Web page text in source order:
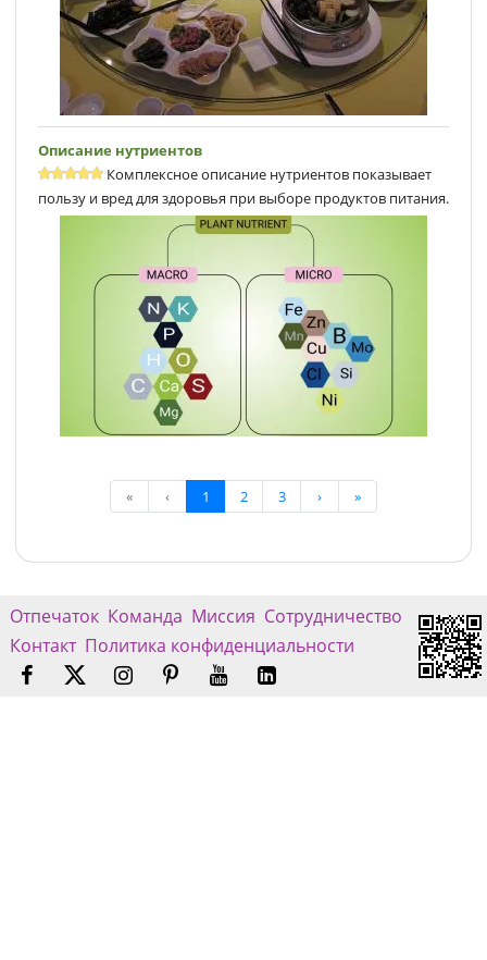
Описание нутриентов
Комплексное описание нутриентов показывает
пользу и вред для здоровья при выборе продуктов питания.
« ‹ 1 2 3 › »
Отпечаток Команда Миссия Сотрудничество
Контакт Политика конфиденциальности